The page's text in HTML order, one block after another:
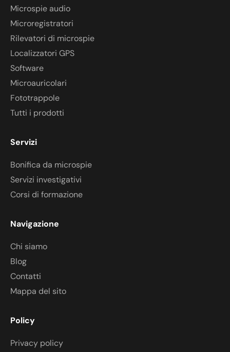
Microspie audio
Microregistratori
Rilevatori di microspie
Localizzatori GPS
Software
Microauricolari
Fototrappole
Tutti i prodotti
Servizi
Bonifica da microspie
Servizi investigativi
Corsi di formazione
Navigazione
Chi siamo
Blog
Contatti
Mappa del sito
Policy
Privacy policy